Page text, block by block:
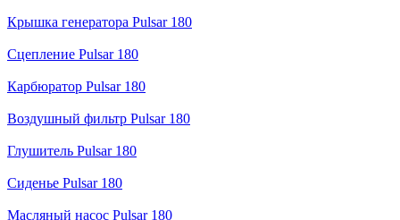
Крышка генератора Pulsar 180
Сцепление Pulsar 180
Карбюратор Pulsar 180
Воздушный фильтр Pulsar 180
Глушитель Pulsar 180
Сиденье Pulsar 180
Масляный насос Pulsar 180